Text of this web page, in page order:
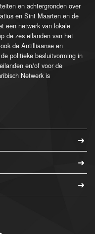
en achtergronden over
en Sint Maarten en de
een netwerk van lokale
de zes eilanden van het
de Antilliaanse en
politieke besluitvorming in
en/of voor de
Netwerk is